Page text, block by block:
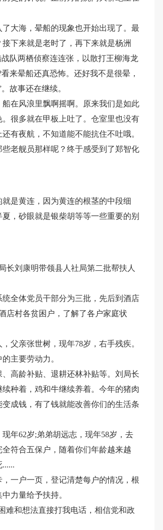
大海，晕船的现象也开始出现了。最
下来就是老时了，再下来就是杨洲
队两栖侦察连连张，以散打王柳海龙
来晕船还真恐怖。还好我不是很晕，
故事还在继续。
在风浪里飘啊摇啊。原来我们是如此
很多就在甲板上吐了。仓室里也没有
有夜航，不知道能不能抗住不吐哦。
老舰员那样呢？终于感受到了郑智化
是黄连，因为黄连的根茎的中段细
，砂眼就是银柴胡等等一些重要的别
长刘康明带领县人社局第二批帮扶人
全体党员干部分为三批，先后到酒店
店村各贫困户，了解了各户家庭状
父亲张世树，现年78岁，右手残疾。
主要劳动力。
高龄补贴、退耕还林补贴等。刘局长
种着，鸡和牛继续养着。今年的猪肉
成钱，有了钱就能改善你们的生活条
年62岁;弟弟胡远志，现年58岁，去
符合五保户，随着你们年龄越来越
一户一页，登记清楚每户的情况，根
力量给予扶持。
难和想法直接打我电话，相信党和政